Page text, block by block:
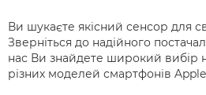
Ви шукаєте якісний сенсор для
Зверніться до надійного
нас Ви знайдете широкий вибір
різних моделей смартфонів